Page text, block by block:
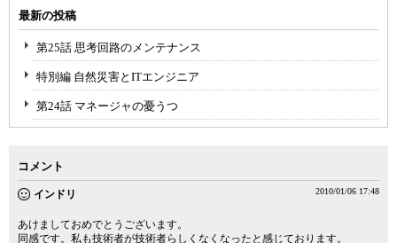
最新の投稿
第25話 思考回路のメンテナンス
特別編 自然災害とITエンジニア
第24話 マネージャの憂うつ
コメント
インドリ 2010/01/06 17:48
あけましておめでとうございます。
同感です。私も技術者が技術者らしくなくなったと感じております。